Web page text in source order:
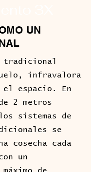
UN
infravalora
espacio. En
2 metros
sistemas de
se
cosecha cada
un
de